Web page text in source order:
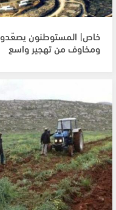
ومخاوف من تهجير واسع